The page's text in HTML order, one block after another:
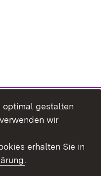
optimal gestalten
wir
erhalten Sie in
.